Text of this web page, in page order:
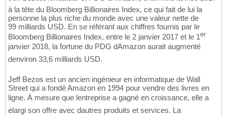
à la tête du Bloomberg Billionaires Index, ce qui fait de lui la
personne la plus riche du monde avec une valeur nette de
99 milliards USD. En se référant aux chiffres fournis par le
Bloomberg Billionaires Index, entre le 2 janvier 2017 et le 1er
janvier 2018, la fortune du PDG dAmazon aurait augmenté
denviron 33,6 milliards USD.
Jeff Bezos est un ancien ingénieur en informatique de Wall
Street qui a fondé Amazon en 1994 pour vendre des livres en
ligne. À mesure que lentreprise a gagné en croissance, elle a
élargi son offre avec dautres produits et services. La